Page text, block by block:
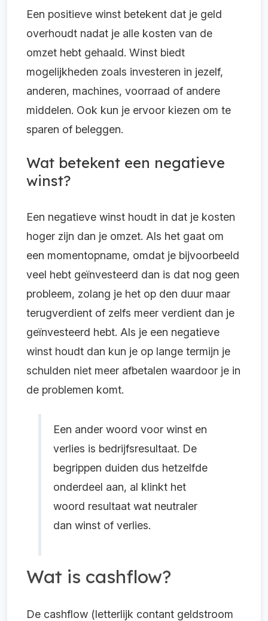
Een positieve winst betekent dat je geld
overhoudt nadat je alle kosten van de
omzet hebt gehaald. Winst biedt
mogelijkheden zoals investeren in jezelf,
anderen, machines, voorraad of andere
middelen. Ook kun je ervoor kiezen om te
sparen of beleggen.
Wat betekent een negatieve
winst?
Een negatieve winst houdt in dat je kosten
hoger zijn dan je omzet. Als het gaat om
een momentopname, omdat je bijvoorbeeld
veel hebt geïnvesteerd dan is dat nog geen
probleem, zolang je het op den duur maar
terugverdient of zelfs meer verdient dan je
geïnvesteerd hebt. Als je een negatieve
winst houdt dan kun je op lange termijn je
schulden niet meer afbetalen waardoor je in
de problemen komt.
Een ander woord voor winst en
verlies is bedrijfsresultaat. De
begrippen duiden dus hetzelfde
onderdeel aan, al klinkt het
woord resultaat wat neutraler
dan winst of verlies.
Wat is cashflow?
De cashflow (letterlijk contant geldstroom